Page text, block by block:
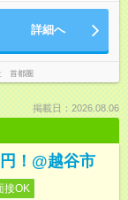
詳細へ
首都圏
掲載日：2026.08.06
！@越谷市
接OK